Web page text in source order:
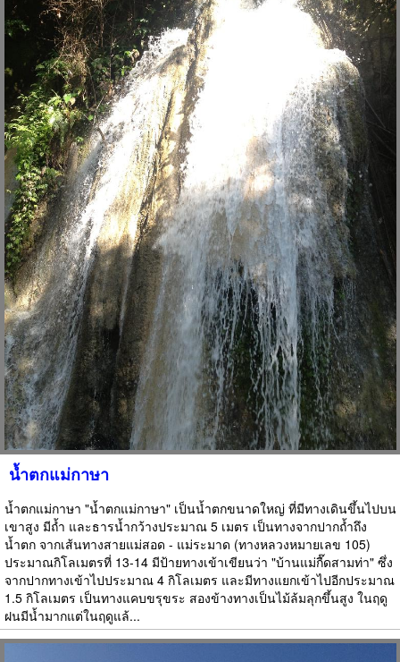
น้ำตกแม่กาษา
น้ำตกแม่กาษา "น้ำตกแม่กาษา" เป็นน้ำตกขนาดใหญ่ ที่มีทางเดินขึ้นไปบน
เขาสูง มีถ้ำ และธารน้ำกว้างประมาณ 5 เมตร เป็นทางจากปากถ้ำถึง
น้ำตก จากเส้นทางสายแม่สอด - แม่ระมาด (ทางหลวงหมายเลข 105)
ประมาณกิโลเมตรที่ 13-14 มีป้ายทางเข้าเขียนว่า "บ้านแม่กื๊ดสามท่า" ซึ่ง
จากปากทางเข้าไปประมาณ 4 กิโลเมตร และมีทางแยกเข้าไปอีกประมาณ
1.5 กิโลเมตร เป็นทางแคบขรุขระ สองข้างทางเป็นไม้ล้มลุกขึ้นสูง ในฤดู
ฝนมีน้ำมากแต่ในฤดูแล้...